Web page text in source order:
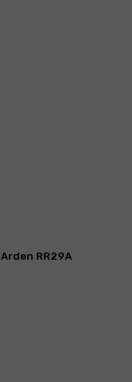
RR29A